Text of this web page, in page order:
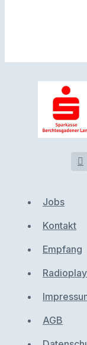
Jobs
Kontakt
Empfang
AGB